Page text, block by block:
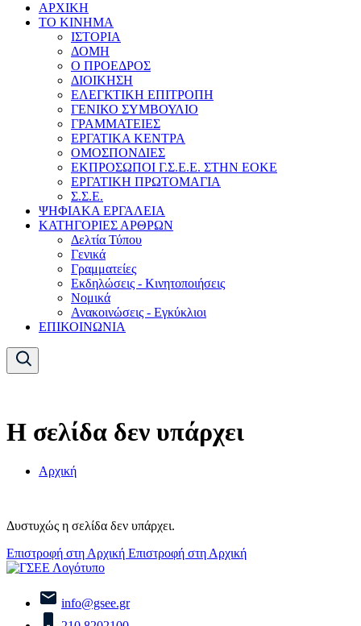
ΑΡΧΙΚΗ
ΤΟ ΚΙΝΗΜΑ
ΙΣΤΟΡΙΑ
ΔΟΜΗ
Ο ΠΡΟΕΔΡΟΣ
ΔΙΟΙΚΗΣΗ
ΕΛΕΓΚΤΙΚΗ ΕΠΙΤΡΟΠΗ
ΓΕΝΙΚΟ ΣΥΜΒΟΥΛΙΟ
ΓΡΑΜΜΑΤΕΙΕΣ
ΕΡΓΑΤΙΚΑ ΚΕΝΤΡΑ
ΟΜΟΣΠΟΝΔΙΕΣ
ΕΚΠΡΟΣΩΠΟΙ Γ.Σ.Ε.Ε. ΣΤΗΝ ΕΟΚΕ
ΕΡΓΑΤΙΚΗ ΠΡΩΤΟΜΑΓΙΑ
Σ.Σ.Ε.
ΨΗΦΙΑΚΑ ΕΡΓΑΛΕΙΑ
ΚΑΤΗΓΟΡΙΕΣ ΑΡΘΡΩΝ
Δελτία Τύπου
Γενικά
Γραμματείες
Εκδηλώσεις - Κινητοποιήσεις
Νομικά
Ανακοινώσεις - Εγκύκλιοι
ΕΠΙΚΟΙΝΩΝΙΑ
Η σελίδα δεν υπάρχει
Αρχική
Δυστυχώς η σελίδα δεν υπάρχει.
Επιστροφή στη Αρχική Επιστροφή στη Αρχική
info@gsee.gr